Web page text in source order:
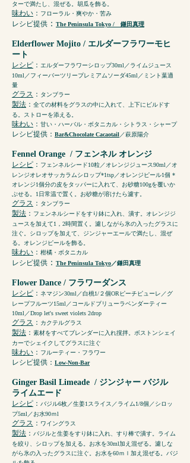
ターで満たし、混ぜる。胡瓜を飾る。
味わい ： フローラル・爽やか・苦み
レシピ提供 ： The Peninsula Tokyo / 鎌田真理
Elderflower Mojito / エルダーフラワーモヒ
ート
レシピ ： エルダーフラワーシロップ30ml／ライムジュース
10ml／フィーバーツリープレミアムソーダ45ml／ミント葉適
量
グラス ： タンブラー
製法 ： 全ての材料をグラスの中に入れて、上下にビルドす
る。ストローを添える。
味わい ： 甘い・ハーバル・ボタニカル・シトラス・シャープ
レシピ提供 ： Bar&Chocolate Cacaotail／萩原陽介
Fennel Orange / フェンネル オレンジ
レシピ ： フェンネルシード10粒／オレンジジュース90ml／オ
レンジオレオサッカラムシロップ*1tsp／オレンジピール1個 *
オレンジ1個分の皮をタッパーに入れて、お砂糖100gを覆いか
ぶせる。1日常温で置く。お砂糖が溶けたら濾す。
グラス ： タンブラー
製法 ： フェンネルシードをすり鉢に入れ、潰す。オレンジジ
ュースを加えて1，2時間置く。濾しながら氷の入ったグラスに
注ぐ。シロップを加えて、ジンジャーエールで満たし、混ぜ
る。オレンジピールを飾る。
味わい ： 柑橘・ボタニカル
レシピ提供 ： The Peninsula Tokyo／鎌田真理
Flower Dance / フラワーダンス
レシピ ： ネマジン30ml／白桃1/２個ORピーチピューレ／グ
レープフルーツ15ml／コールドブリューラベンダーティー
10ml／Drop let's sweet violets 2drop
グラス ： カクテルグラス
製法 ： 素材をすべてブレンダーに入れ撹拌。ボストンシェイ
カーでシェイクしてグラスに注ぐ
味わい ： フルーティー・フラワー
レシピ提供 ： Low-Non-Bar
Ginger Basil Limeade / ジンジャー バジル
ライムエード
レシピ ： バジル6枚／生姜1スライス／ライム1/8個／シロッ
プ5ml／お水90ｍl
グラス ： ワイングラス
製法 ： バジルと生姜をすり鉢に入れ、すり棒で潰す。ライム
を絞り、シロップを加える。お水を30ml加え混ぜる。濾しな
がら氷の入ったグラスに注ぐ。お水を60ｍｌ加え混ぜる。バジ